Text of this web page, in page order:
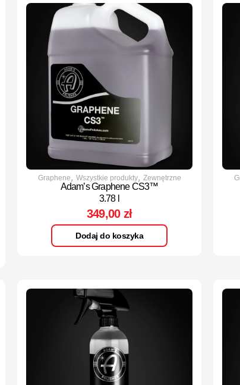
Graphene, Wszystkie produkty, Zewnętrzne
Adam’s Graphene CS3™
3.78 l
349,00 zł
Dodaj do koszyka